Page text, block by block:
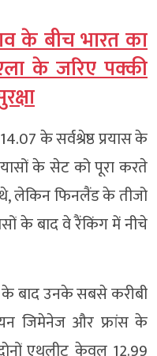
के बीच भारत का
के जरिए पक्की
के सर्वश्रेष्ठ प्रयास के
के सेट को पूरा करते
लेकिन फिनलैंड के तीजो
के बाद वे रैंकिंग में नीचे
के बाद उनके सबसे करीबी
जिमेनेज और फ्रांस के